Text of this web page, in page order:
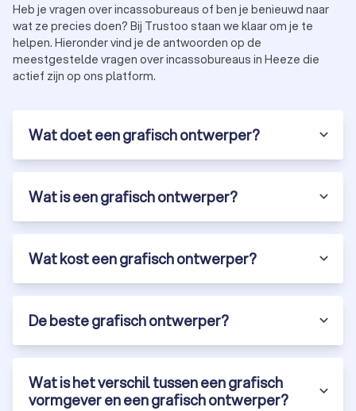
Heb je vragen over incassobureaus of ben je benieuwd naar
wat ze precies doen? Bij Trustoo staan we klaar om je te
helpen. Hieronder vind je de antwoorden op de
meestgestelde vragen over incassobureaus in Heeze die
actief zijn op ons platform.
Wat doet een grafisch ontwerper?
Wat is een grafisch ontwerper?
Wat kost een grafisch ontwerper?
De beste grafisch ontwerper?
Wat is het verschil tussen een grafisch
vormgever en een grafisch ontwerper?